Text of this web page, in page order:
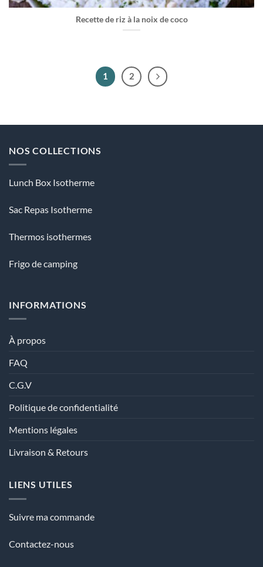
Recette de riz à la noix de coco
1 2
NOS COLLECTIONS
Lunch Box Isotherme
Sac Repas Isotherme
Thermos isothermes
Frigo de camping
INFORMATIONS
À propos
FAQ
C.G.V
Politique de confidentialité
Mentions légales
Livraison & Retours
LIENS UTILES
Suivre ma commande
Contactez-nous